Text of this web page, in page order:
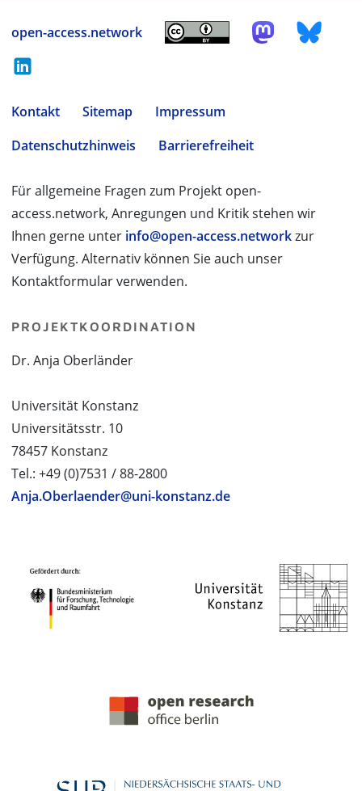
open-access.network
Kontakt Sitemap
Impressum
Datenschutzhinweis
Barrierefreiheit
Für allgemeine Fragen zum Projekt open-
access.network, Anregungen und Kritik stehen wir
Ihnen gerne unter info@open-access.networkzur
Verfügung. Alternativ können Sie auch unser
Kontaktformular verwenden.
PROJEKTKOORDINATION
Dr. Anja Oberländer
Universität Konstanz
Universitätsstr. 10
78457 Konstanz
Tel.: +49 (0)7531 / 88-2800
Anja.Oberlaender@uni-konstanz.de